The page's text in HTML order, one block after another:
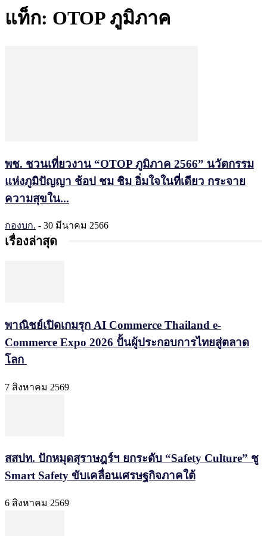
แท็ก: OTOP ภูมิภาค
พช. ชวนเที่ยวงาน “OTOP ภูมิภาค 2566” นวัตกรรม
แห่งภูมิปัญญา ช้อป ชม ชิม อิ่มใจในที่เดียว กระจาย
ความสุขใน...
กองบก. - 30 มีนาคม 2566
เรื่องล่าสุด
พาณิชย์เปิดเกมรุก AI Commerce Thailand e-
Commerce Expo 2026 ปั้นผู้ประกอบการไทยสู่ตลาด
โลก
7 สิงหาคม 2569
สสปท. ปักหมุดสุราษฎร์ฯ ยกระดับ “Safety Culture” ชู
Smart Safety ขับเคลื่อนเศรษฐกิจภาคใต้
6 สิงหาคม 2569